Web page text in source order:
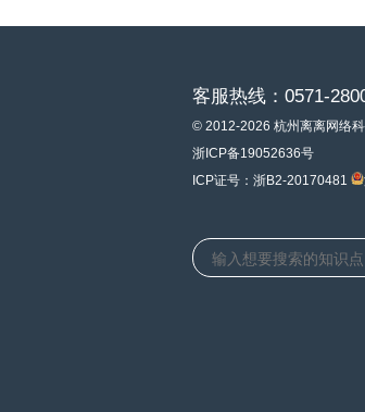
客服热线：0571-
© 2012-2026 杭州离离网络
浙ICP备19052636号
ICP证号：浙B2-20170481